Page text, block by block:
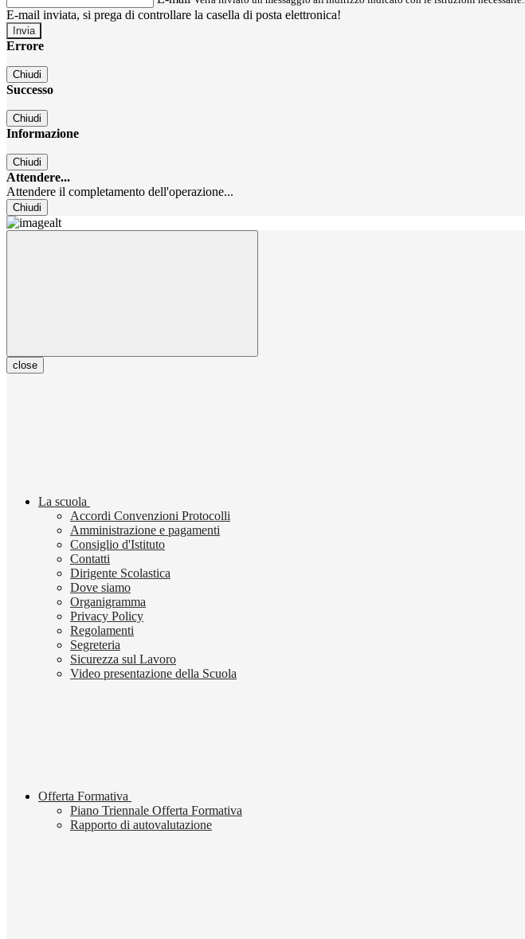
E-mail inviata, si prega di controllare la casella di posta elettronica!
Errore
Chiudi
Successo
Chiudi
Informazione
Chiudi
Attendere...
Attendere il completamento dell'operazione...
Chiudi
close
La scuola
Accordi Convenzioni Protocolli
Amministrazione e pagamenti
Consiglio d'Istituto
Contatti
Dirigente Scolastica
Dove siamo
Organigramma
Privacy Policy
Regolamenti
Segreteria
Sicurezza sul Lavoro
Video presentazione della Scuola
Offerta Formativa
Piano Triennale Offerta Formativa
Rapporto di autovalutazione